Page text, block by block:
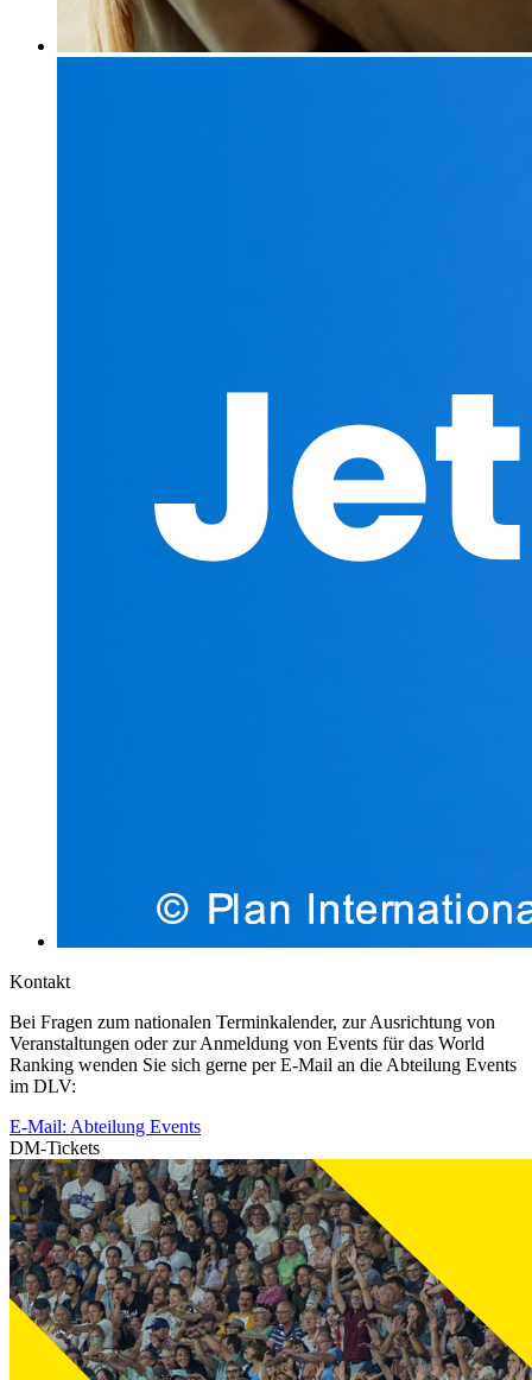
Kontakt
Bei Fragen zum nationalen Terminkalender, zur Ausrichtung von
Veranstaltungen oder zur Anmeldung von Events für das World
Ranking wenden Sie sich gerne per E-Mail an die Abteilung Events
im DLV:
E-Mail: Abteilung Events
DM-Tickets